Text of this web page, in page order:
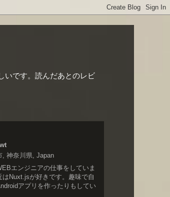
いです。読んだあとのレビ
, 神奈川県, Japan
エンジニアの仕事をしていま
はNuxt.jsが好きです。趣味で自
アプリを作ったりもしてい